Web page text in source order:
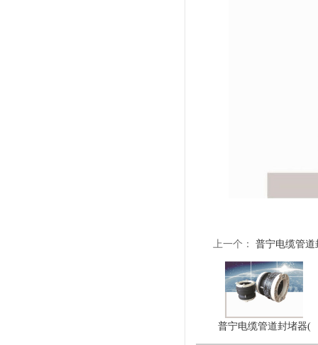
上一个： 普宁电缆管
普宁电缆管道封堵器(